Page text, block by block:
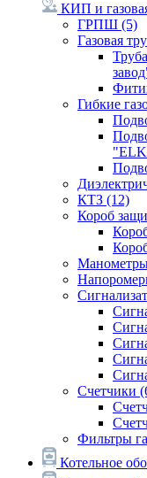
КИП и
ГРПШ (5)
Газовая
Гибкие
КТЗ (12)
Короб
Счетчики
Фильтры
Котельное